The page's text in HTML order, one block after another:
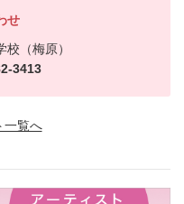
せ
（梅原）
3413
一覧へ